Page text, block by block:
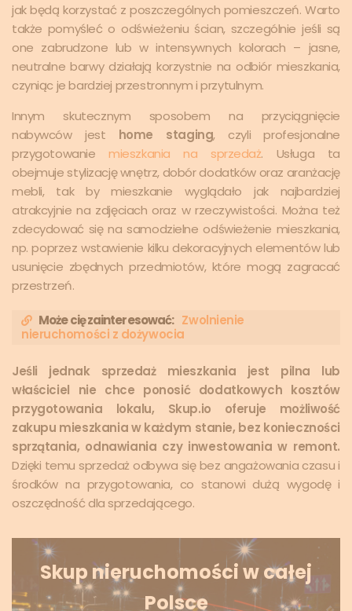
jak będą korzystać z poszczególnych pomieszczeń. Warto
także pomyśleć o odświeżeniu ścian, szczególnie jeśli są
one zabrudzone lub w intensywnych kolorach – jasne,
neutralne barwy działają korzystnie na odbiór mieszkania,
czyniąc je bardziej przestronnym i przytulnym.
Innym skutecznym sposobem na przyciągnięcie
nabywców jest home staging, czyli profesjonalne
przygotowaniemieszkania na sprzedaż. Usługa ta
obejmuje stylizację wnętrz, dobór dodatków oraz aranżację
mebli, tak by mieszkanie wyglądało jak najbardziej
atrakcyjnie na zdjęciach oraz w rzeczywistości. Można też
zdecydować się na samodzielne odświeżenie mieszkania,
np. poprzez wstawienie kilku dekoracyjnych elementów lub
usunięcie zbędnych przedmiotów, które mogą zagracać
przestrzeń.
Może cię zainteresować: Zwolnienie
nieruchomości z dożywocia
Jeśli jednak sprzedaż mieszkania jest pilna lub
właściciel nie chce ponosić dodatkowych kosztów
przygotowania lokalu, Skup.io oferuje możliwość
zakupu mieszkania w każdym stanie, bez konieczności
sprzątania, odnawiania czy inwestowania w remont.
Dzięki temu sprzedaż odbywa się bez angażowania czasu i
środków na przygotowania, co stanowi dużą wygodę i
oszczędność dla sprzedającego.
Skup nieruchomości w całej
Polsce